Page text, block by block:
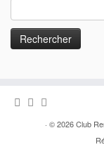
· © 2026 Club